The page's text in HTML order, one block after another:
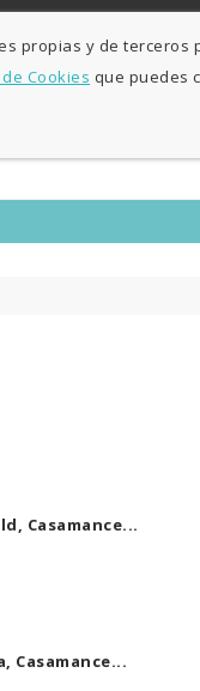
Casamance...
Casamance...
propias y de
Cookies que puedes